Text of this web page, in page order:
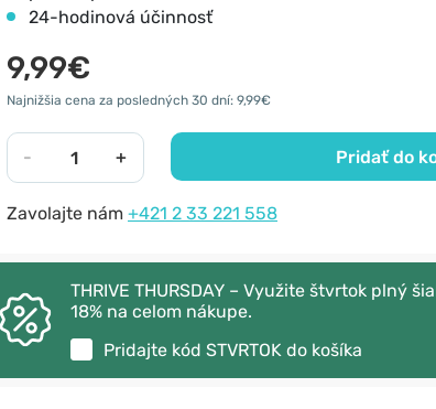
24-hodinová účinnosť
9,99€
Najnižšia cena za posledných 30 dní: 9,99€
- + Pridať do
Zavolajte nám +421 2 33 221 558
THRIVE THURSDAY – Využite štvrtok plný
18% na celom nákupe.
Pridajte kód STVRTOK do košíka